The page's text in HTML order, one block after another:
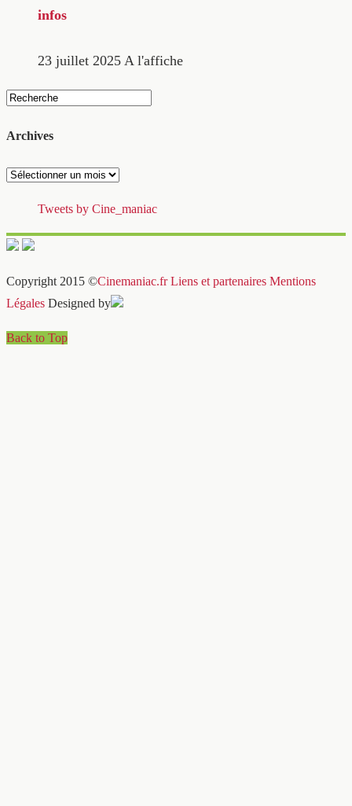
infos
23 juillet 2025 A l'affiche
Archives
Archives
Tweets by Cine_maniac
Copyright 2015 ©Cinemaniac.fr Liens et partenaires Mentions
Légales Designed by
Back to Top